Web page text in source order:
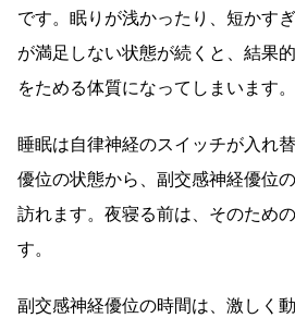
です。眠りが浅かったり、短かす
が満足しない状態が続くと、結果
をためる体質になってしまいます。
睡眠は自律神経のスイッチが入れ
優位の状態から、副交感神経優位
訪れます。夜寝る前は、そのため
す。
副交感神経優位の時間は、激しく